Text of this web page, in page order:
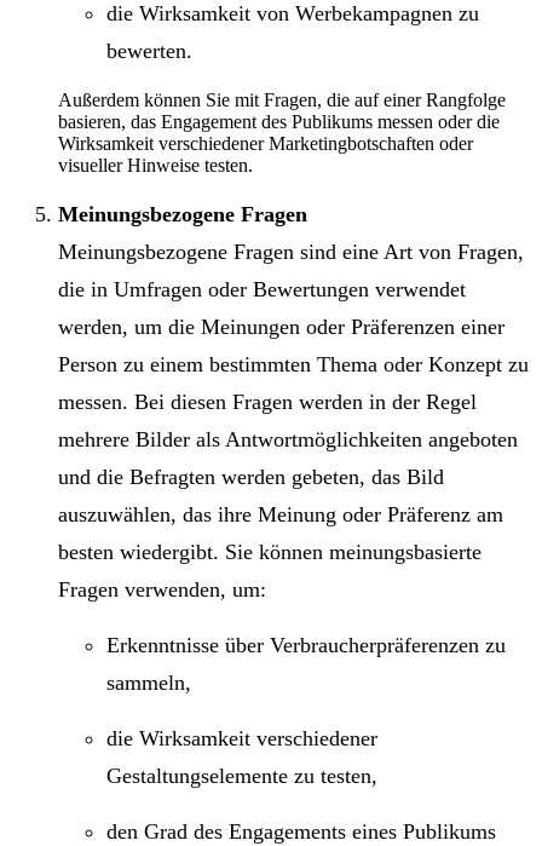
die Wirksamkeit von Werbekampagnen zu
bewerten.
Außerdem können Sie mit Fragen, die auf einer Rangfolge
basieren, das Engagement des Publikums messen oder die
Wirksamkeit verschiedener Marketingbotschaften oder
visueller Hinweise testen.
Meinungsbezogene Fragen
Meinungsbezogene Fragen sind eine Art von Fragen,
die in Umfragen oder Bewertungen verwendet
werden, um die Meinungen oder Präferenzen einer
Person zu einem bestimmten Thema oder Konzept zu
messen. Bei diesen Fragen werden in der Regel
mehrere Bilder als Antwortmöglichkeiten angeboten
und die Befragten werden gebeten, das Bild
auszuwählen, das ihre Meinung oder Präferenz am
besten wiedergibt. Sie können meinungsbasierte
Fragen verwenden, um:
Erkenntnisse über Verbraucherpräferenzen zu
sammeln,
die Wirksamkeit verschiedener
Gestaltungselemente zu testen,
den Grad des Engagements eines Publikums